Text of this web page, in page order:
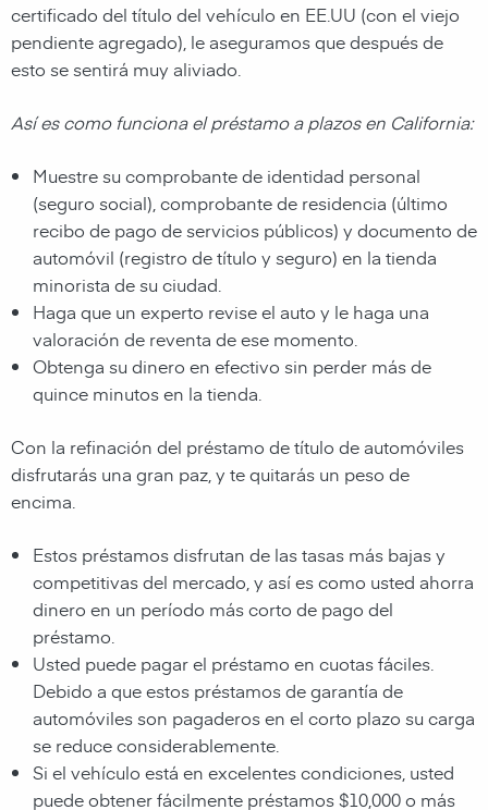
certificado del título del vehículo en EE.UU (con el viejo
pendiente agregado), le aseguramos que después de
esto se sentirá muy aliviado.
Así es como funciona el préstamo a plazos en California:
Muestre su comprobante de identidad personal
(seguro social), comprobante de residencia (último
recibo de pago de servicios públicos) y documento de
automóvil (registro de título y seguro) en la tienda
minorista de su ciudad.
Haga que un experto revise el auto y le haga una
valoración de reventa de ese momento.
Obtenga su dinero en efectivo sin perder más de
quince minutos en la tienda.
Con la refinación del préstamo de título de automóviles
disfrutarás una gran paz, y te quitarás un peso de
encima.
Estos préstamos disfrutan de las tasas más bajas y
competitivas del mercado, y así es como usted ahorra
dinero en un período más corto de pago del
préstamo.
Usted puede pagar el préstamo en cuotas fáciles.
Debido a que estos préstamos de garantía de
automóviles son pagaderos en el corto plazo su carga
se reduce considerablemente.
Si el vehículo está en excelentes condiciones, usted
puede obtener fácilmente préstamos $10,000 o más